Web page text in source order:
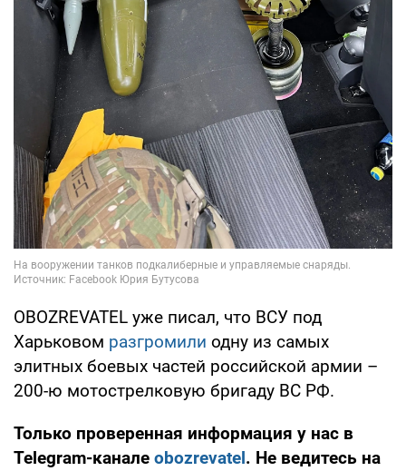
OBOZREVATEL уже писал, что ВСУ под
Харьковом разгромили одну из самых
элитных боевых частей российской армии –
200-ю мотострелковую бригаду ВС РФ.
Только проверенная информация у нас в
Telegram-канале obozrevatel. Не ведитесь на